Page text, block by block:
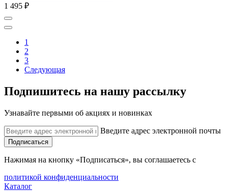
1 495 ₽
1
2
3
Следующая
Подпишитесь на нашу рассылку
Узнавайте первыми об акциях и новинках
Введите адрес электронной почты
Подписаться
Нажимая на кнопку «Подписаться», вы соглашаетесь с
политикой конфиденциальности
Каталог